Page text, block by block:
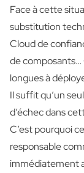
Face à cette
substitution
Cloud de
de composants…
longues à
Il suffit qu’un
d’échec dans
C’est pourquoi
responsable
immédiatement